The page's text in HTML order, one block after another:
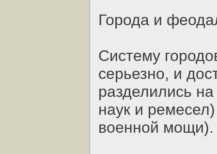
Города и
Систему
серьезно, и
разделились
наук и
военной мощи).